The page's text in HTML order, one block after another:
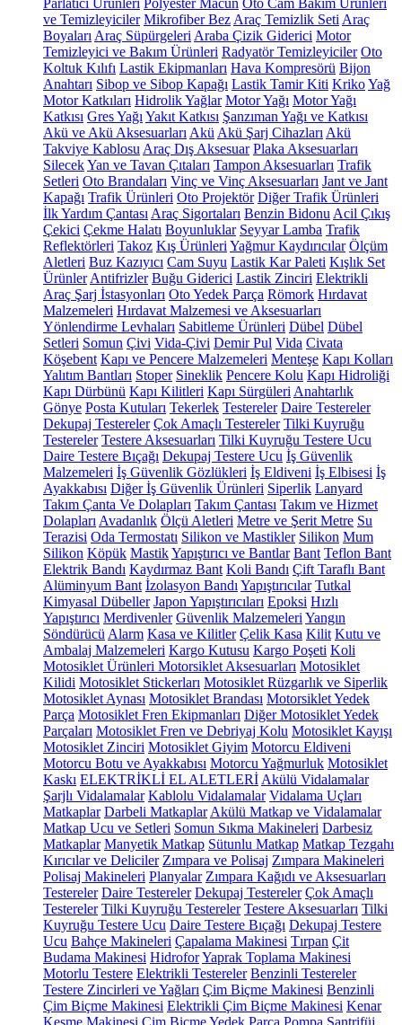
Parlatıcı Ürünleri Polyester Macun Oto Cam Bakım Ürünleri
ve Temizleyiciler Mikrofiber Bez Araç Temizlik Seti Araç
Boyaları Araç Süpürgeleri Araba Çizik Giderici Motor
Temizleyici ve Bakım Ürünleri Radyatör Temizleyiciler Oto
Koltuk Kılıfı Lastik Ekipmanları Hava Kompresörü Bijon
Anahtarı Sibop ve Sibop Kapağı Lastik Tamir Kiti KrikoYağ
Motor Katkıları Hidrolik Yağlar Motor Yağı Motor Yağı
Katkısı Gres Yağı Yakıt Katkısı Şanzıman Yağı ve Katkısı
Akü ve Akü Aksesuarları Akü Akü Şarj Cihazları Akü
Takviye Kablosu Araç Dış Aksesuar Plaka Aksesuarları
SilecekYan ve Tavan Çıtaları Tampon Aksesuarları Trafik
Setleri Oto Brandaları Vinç ve Vinç Aksesuarları Jant ve Jant
Kapağı Trafik Ürünleri Oto Projektör Diğer Trafik Ürünleri
İlk Yardım Çantası Araç Sigortaları Benzin Bidonu Acil Çıkış
Çekici Çekme Halatı Boyunluklar Seyyar Lamba Trafik
Reflektörleri Takoz Kış Ürünleri Yağmur Kaydırıcılar Ölçüm
Aletleri Buz Kazıyıcı Cam Suyu Lastik Kar Paleti Kışlık Set
Ürünler Antifrizler Buğu Giderici Lastik Zinciri Elektrikli
Araç Şarj İstasyonları Oto Yedek Parça Römork Hırdavat
Malzemeleri Hırdavat Malzemesi ve Aksesuarları
Yönlendirme Levhaları Sabitleme Ürünleri Dübel Dübel
Setleri Somun Çivi Vida-Çivi Demir Pul Vida Civata
Köşebent Kapı ve Pencere Malzemeleri Menteşe Kapı Kolları
Yalıtım Bantları Stoper Sineklik Pencere Kolu Kapı Hidroliği
Kapı Dürbünü Kapı Kilitleri Kapı Sürgüleri Anahtarlık
Gönye Posta Kutuları Tekerlek Testereler Daire Testereler
Dekupaj Testereler Çok Amaçlı Testereler Tilki Kuyruğu
Testereler Testere Aksesuarları Tilki Kuyruğu Testere Ucu
Daire Testere Bıçağı Dekupaj Testere Ucu İş Güvenlik
Malzemeleri İş Güvenlik Gözlükleri İş Eldiveni İş Elbisesi İş
Ayakkabısı Diğer İş Güvenlik Ürünleri Siperlik Lanyard
Takım Çanta Ve Dolapları Takım Çantası Takım ve Hizmet
Dolapları Avadanlık Ölçü Aletleri Metre ve Şerit Metre Su
Terazisi Oda Termostatı Silikon ve Mastikler Silikon Mum
Silikon Köpük MastikYapıştırıcı ve Bantlar Bant Teflon Bant
Elektrik Bandı Kaydırmaz Bant Koli Bandı Çift Taraflı Bant
Alüminyum Bant İzolasyon Bandı Yapıştırıcılar Tutkal
Kimyasal Dübeller Japon Yapıştırıcıları Epoksi Hızlı
Yapıştırıcı Merdivenler Güvenlik Malzemeleri Yangın
Söndürücü Alarm Kasa ve Kilitler Çelik Kasa Kilit Kutu ve
Ambalaj Malzemeleri Kargo Kutusu Kargo Poşeti Koli
Motosiklet Ürünleri Motorsiklet Aksesuarları Motosiklet
Kilidi Motosiklet Stickerları Motosiklet Rüzgarlık ve Siperlik
Motosiklet Aynası Motosiklet Brandası Motorsiklet Yedek
Parça Motosiklet Fren Ekipmanları Diğer Motosiklet Yedek
Parçaları Motosiklet Fren ve Debriyaj Kolu Motosiklet Kayışı
Motosiklet Zinciri Motosiklet Giyim Motorcu Eldiveni
Motorcu Botu ve Ayakkabısı Motorcu Yağmurluk Motosiklet
Kaskı ELEKTRİKLİ EL ALETLERİ Akülü Vidalamalar
Şarjlı Vidalamalar Kablolu Vidalamalar Vidalama Uçları
Matkaplar Darbeli Matkaplar Akülü Matkap ve Vidalamalar
Matkap Ucu ve Setleri Somun Sıkma Makineleri Darbesiz
Matkaplar Manyetik Matkap Sütunlu Matkap Matkap Tezgahı
Kırıcılar ve Deliciler Zımpara ve Polisaj Zımpara Makineleri
Polisaj Makineleri Planyalar Zımpara Kağıdı ve Aksesuarları
Testereler Daire Testereler Dekupaj Testereler Çok Amaçlı
Testereler Tilki Kuyruğu Testereler Testere Aksesuarları Tilki
Kuyruğu Testere Ucu Daire Testere Bıçağı Dekupaj Testere
Ucu Bahçe Makineleri Çapalama Makinesi Tırpan Çit
Budama Makinesi HidroforYaprak Toplama Makinesi
Motorlu Testere Elektrikli Testereler Benzinli Testereler
Testere Zincirleri ve Yağları Çim Biçme Makinesi Benzinli
Çim Biçme Makinesi Elektrikli Çim Biçme Makinesi Kenar
Kesme Makinesi Çim Biçme Yedek Parça Pompa Santrifüj